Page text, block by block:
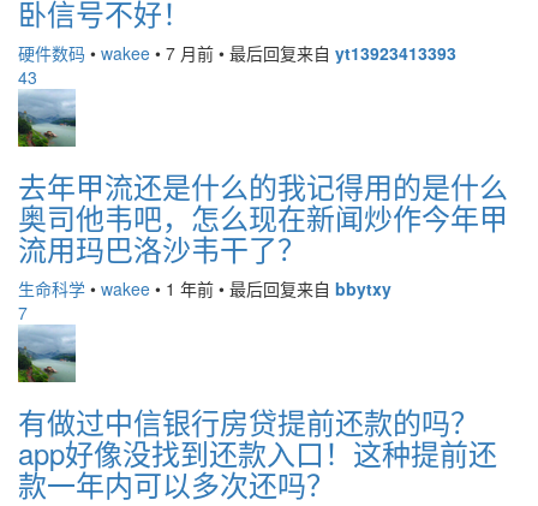
卧信号不好！
硬件数码 • wakee • 7 月前 • 最后回复来自 yt13923413393
43
去年甲流还是什么的我记得用的是什么
奥司他韦吧，怎么现在新闻炒作今年甲
流用玛巴洛沙韦干了？
生命科学 • wakee • 1 年前 • 最后回复来自 bbytxy
7
有做过中信银行房贷提前还款的吗？
app好像没找到还款入口！这种提前还
款一年内可以多次还吗？